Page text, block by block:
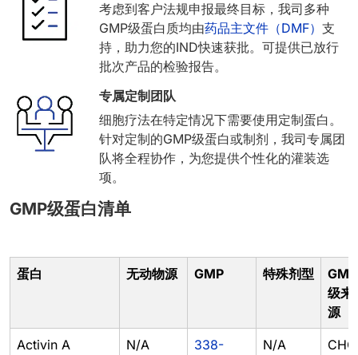
考虑到客户法规申报最终目标，我司多种
GMP级蛋白质均由药品主文件（DMF） 支
持，助力您的IND快速获批。可提供已放行
批次产品的检验报告。
专属定制团队
细胞疗法在特定情况下需要使用定制蛋白。
针对定制的GMP级蛋白或制剂，我司专属团
队将全程协作，为您提供个性化的灌装选
项。
GMP级蛋白清单
蛋白 无动物源 GMP 特殊剂型
GMP
级来
源
Activin A N/A
338-
N/A CHO